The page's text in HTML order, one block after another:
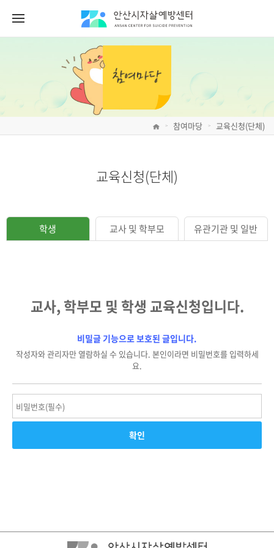
> 참여마당 > 교육신청(단체)
교육신청(단체)
학생 교사 및 학부모 유관기관 및 일반
교사, 학부모 및 학생 교육신청입니다.
비밀글 기능으로 보호된 글입니다.
작성자와 관리자만 열람하실 수 있습니다. 본인이라면 비밀번호를 입력하세
요.